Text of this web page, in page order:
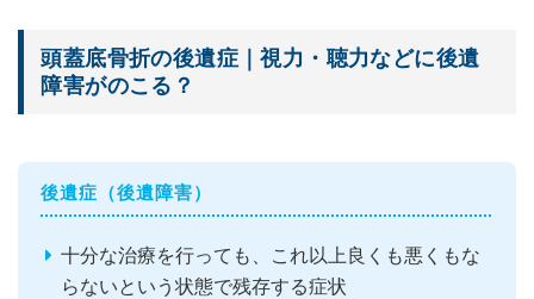
頭蓋底骨折の後遺症｜視力・聴力などに後遺
障害がのこる？
後遺症（後遺障害）
十分な治療を行っても、これ以上良くも悪くもな
らないという状態で残存する症状